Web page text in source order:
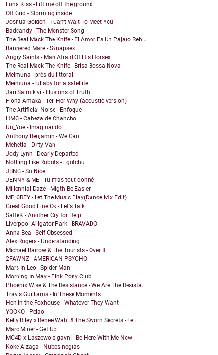
Luna Kiss - Lift me off the ground
Off Grid - Storming inside
Joshua Golden - I Can't Wait To Meet You
Badcandy - The Monster Song
The Real Mack The Knife - El Amor Es Un Pájaro Reb...
Bannered Mare - Synapses
Angry Saints - Man Afraid Of His Horses
The Real Mack The Knife - Brisa Bossa Nova
Meimuna - près du littoral
Meimuna - lullaby for a satellite
Jari Salmikivi - Illusions of Truth
Fiona Amaka - Tell Her Why (acoustic version)
The Artificial Noise - Enfoque
HMG - Cabeza de Chancho
Un_Yoe - Imaginando
Anthony Benjamin - We Can
Mehetia - Dirty Van
Jody Lynn - Dearly Departed
Nothing Like Robots - i gotchu
JBNG - So Nice
JENNY & ME - Tu m'as tout donné
Millennial Daze - Migth Be Easier
MP GREY - Let The Music Play(Dance Mix Edit)
Great Good Fine Ok - Let's Talk
SaffeK - Another Cry for Help
Liverpool Alligator Park - BRAVADO
Anna Bea - Self Obsessed
Alex Rogers - Understanding
Michael Barrow & The Tourists - Over It
2FAWNZ - AMERICAN PSYCHO
Mars In Leo - Spider-Man
Morning In May - Pink Pony Club
Phoenix Wise & The Resistance - We Are The Resista...
Travis Guilliams - In These Moments
Hen in the Foxhouse - Whatever They Want
YOOKO - Pelao
Kelly Riley x Renee Wahl & The Sworn Secrets - Le...
Marc Miner - Get Up
MC4D x Łaszewo x gavn! - Be Here With Me Now
Koke Alzaga - Nubes negras